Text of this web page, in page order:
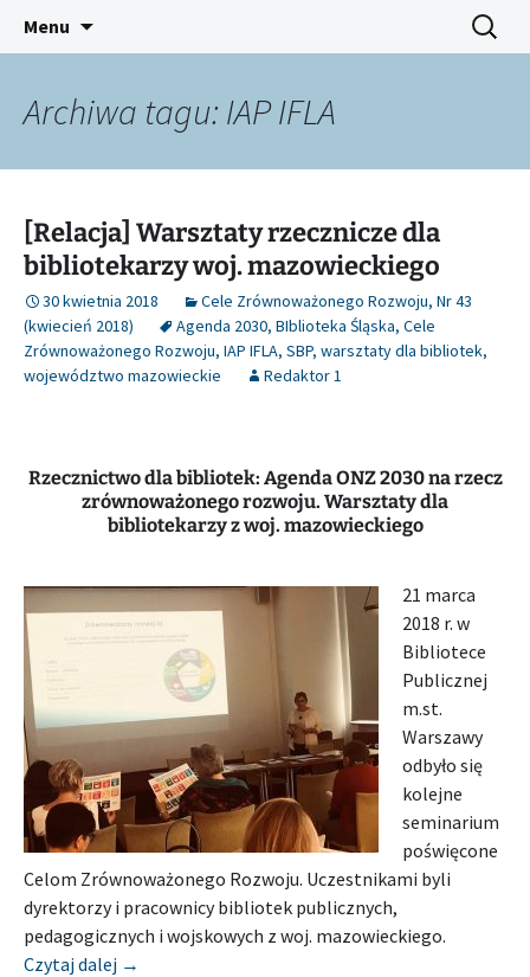
Śląski Pegaz
Platforma inicjatyw bibliotecznych
Menu Szukaj:
Archiwa tagu: IAP IFLA
[Relacja] Warsztaty rzecznicze dla
bibliotekarzy woj. mazowieckiego
30 kwietnia 2018 Cele Zrównoważonego Rozwoju, Nr 43
(kwiecień 2018)
Agenda 2030, BIblioteka Śląska, Cele
Zrównoważonego Rozwoju, IAP IFLA, SBP, warsztaty dla bibliotek,
województwo mazowieckie
Redaktor 1
Rzecznictwo dla bibliotek: Agenda ONZ 2030 na rzecz
zrównoważonego rozwoju. Warsztaty dla
bibliotekarzy z woj. mazowieckiego
21 marca
2018 r. w
Bibliotece
Publicznej
m.st.
Warszawy
odbyło się
kolejne
seminarium
poświęcone
Celom Zrównoważonego Rozwoju. Uczestnikami byli
dyrektorzy i pracownicy bibliotek publicznych,
pedagogicznych i wojskowych z woj. mazowieckiego.
Czytaj dalej [Relacja] Warsztaty rzecznicze dla bibliotekarzy
→